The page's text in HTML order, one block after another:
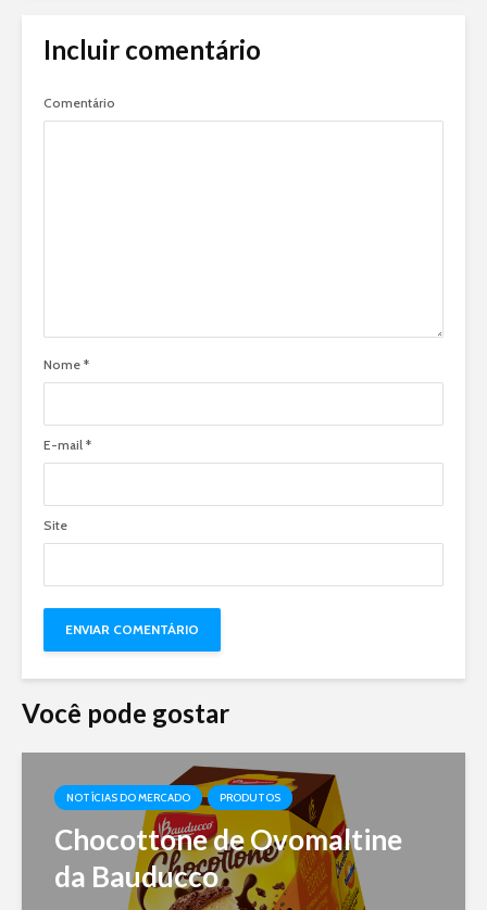
Incluir comentário
Comentário
Nome *
E-mail *
Site
Você pode gostar
NOTÍCIAS DO MERCADO PRODUTOS
Chocottone de Ovomaltine
da Bauducco